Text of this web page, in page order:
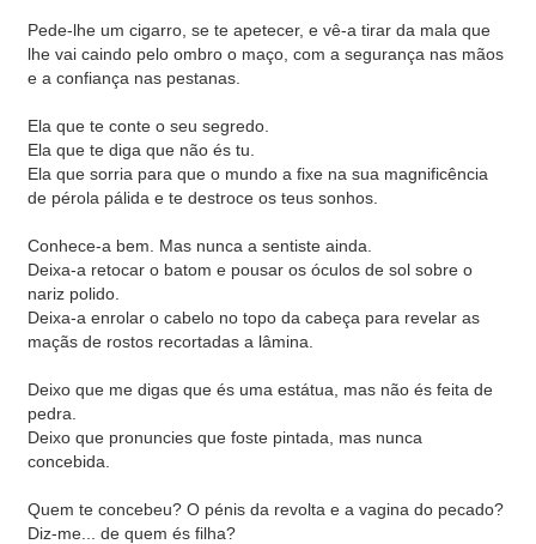
Pede-lhe um cigarro, se te apetecer, e vê-a tirar da mala que
lhe vai caindo pelo ombro o maço, com a segurança nas mãos
e a confiança nas pestanas.
Ela que te conte o seu segredo.
Ela que te diga que não és tu.
Ela que sorria para que o mundo a fixe na sua magnificência
de pérola pálida e te destroce os teus sonhos.
Conhece-a bem. Mas nunca a sentiste ainda.
Deixa-a retocar o batom e pousar os óculos de sol sobre o
nariz polido.
Deixa-a enrolar o cabelo no topo da cabeça para revelar as
maçãs de rostos recortadas a lâmina.
Deixo que me digas que és uma estátua, mas não és feita de
pedra.
Deixo que pronuncies que foste pintada, mas nunca
concebida.
Quem te concebeu? O pénis da revolta e a vagina do pecado?
Diz-me... de quem és filha?